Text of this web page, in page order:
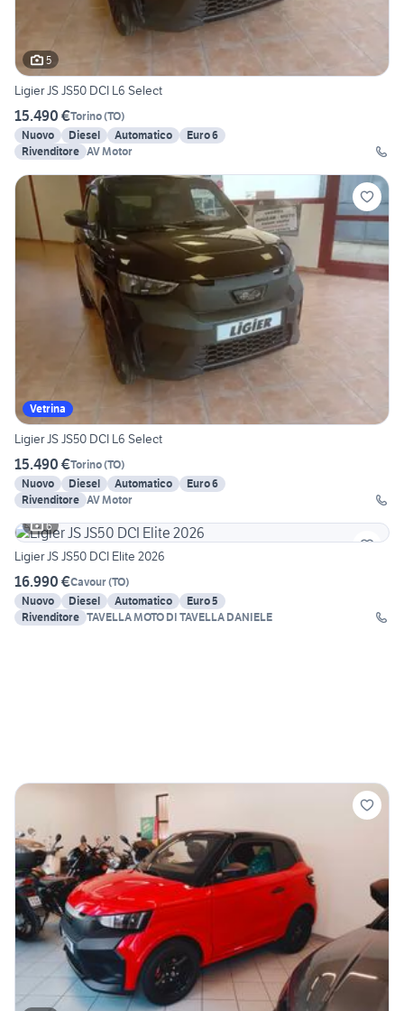
5
Ligier JS JS50 DCI L6 Select
15.490 €Torino(TO)
Nuovo
Diesel Automatico
Euro 6
Rivenditore AV Motor
Vetrina
Ligier JS JS50 DCI L6 Select
15.490 €Torino(TO)
Nuovo
Diesel Automatico
Euro 6
Rivenditore AV Motor
6
Ligier JS JS50 DCI Elite 2026
16.990 €Cavour(TO)
Nuovo
Diesel Automatico
Euro 5
Rivenditore TAVELLA MOTO DI TAVELLA DANIELE